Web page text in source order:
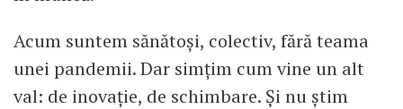
Acum suntem sănătoși, colectiv, fără teama
unei pandemii. Dar simțim cum vine un alt
val: de inovație, de schimbare. Și nu știm